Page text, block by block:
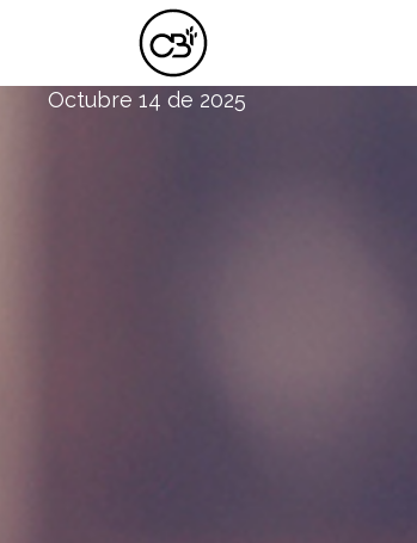
Y PARA TI ¿QUIÉN SOY YO?
Octubre 14 de 2025